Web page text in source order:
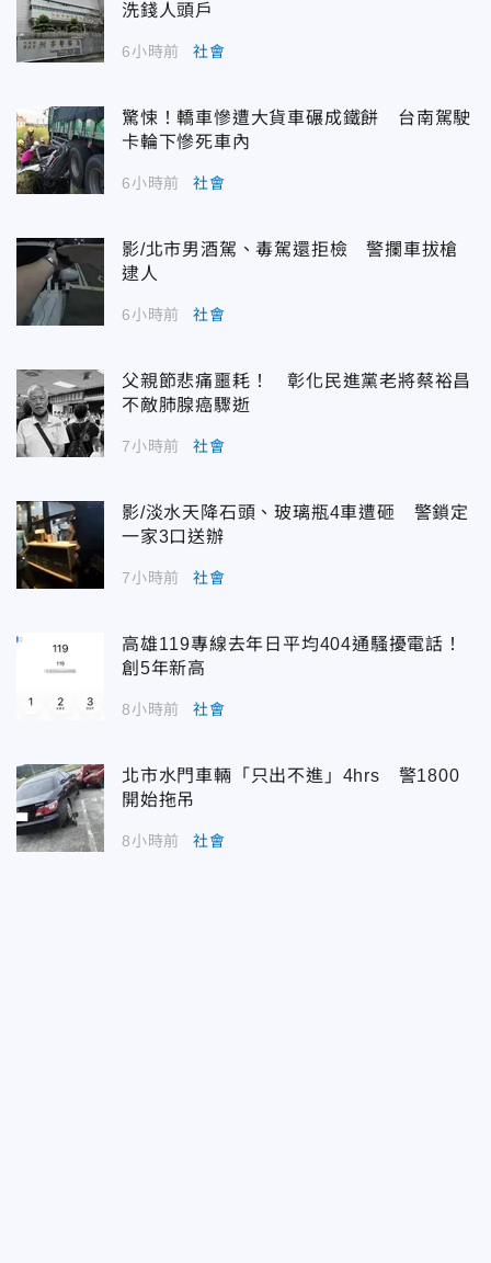
洗錢人頭戶
6小時前 社會
驚悚！轎車慘遭大貨車碾成鐵餅 台南駕駛
卡輪下慘死車內
6小時前 社會
影/北市男酒駕、毒駕還拒檢 警攔車拔槍
逮人
6小時前 社會
父親節悲痛噩耗！ 彰化民進黨老將蔡裕昌
不敵肺腺癌驟逝
7小時前 社會
影/淡水天降石頭、玻璃瓶4車遭砸 警鎖定
一家3口送辦
7小時前 社會
高雄119專線去年日平均404通騷擾電話！
創5年新高
8小時前 社會
北市水門車輛「只出不進」4hrs 警1800
開始拖吊
8小時前 社會